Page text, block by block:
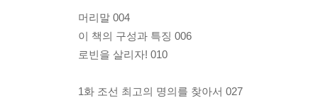
머리말 004
이 책의 구성과 특징 006
로빈을 살리자! 010
1화 조선 최고의 명의를 찾아서 027